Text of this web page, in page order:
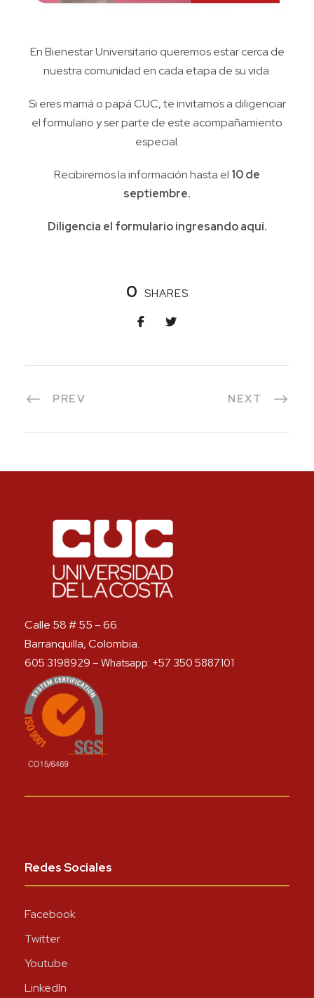
En Bienestar Universitario queremos estar cerca de
nuestra comunidad en cada etapa de su vida.
Si eres mamá o papá CUC, te invitamos a diligenciar
el formulario y ser parte de este acompañamiento
especial.
Recibiremos la información hasta el 10 de
septiembre.
Diligencia el formulario ingresandoaquí.
0 SHARES
PREV NEXT
Calle 58 # 55 – 66.
Barranquilla, Colombia.
605 3198929 – Whatsapp: +57 350 5887101
Redes Sociales
Facebook
Twitter
Youtube
LinkedIn